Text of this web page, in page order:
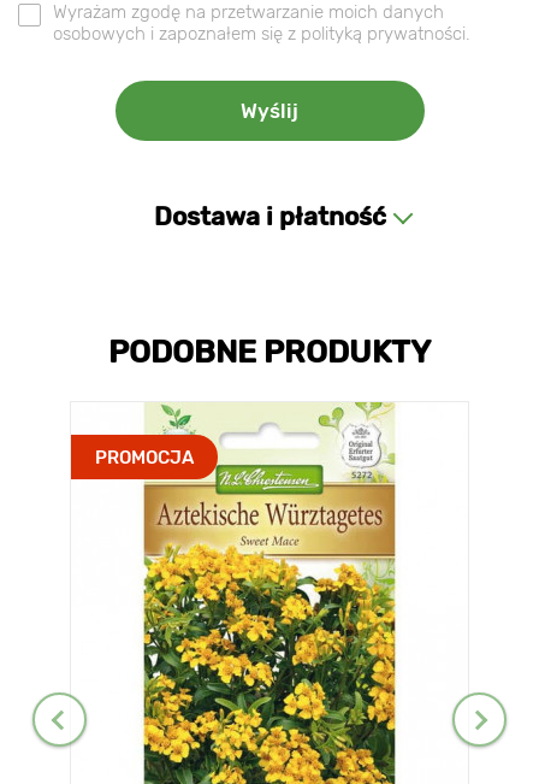
Wyrażam zgodę na przetwarzanie moich danych
osobowych i zapoznałem się z polityką prywatności.
Dostawa i płatność
PODOBNE PRODUKTY
PROMOCJA